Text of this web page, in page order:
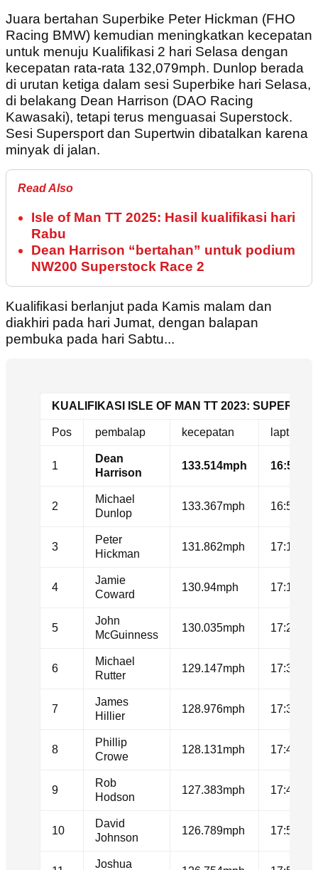
Juara bertahan Superbike Peter Hickman (FHO
Racing BMW) kemudian meningkatkan kecepatan
untuk menuju Kualifikasi 2 hari Selasa dengan
kecepatan rata-rata 132,079mph. Dunlop berada
di urutan ketiga dalam sesi Superbike hari Selasa,
di belakang Dean Harrison (DAO Racing
Kawasaki), tetapi terus menguasai Superstock.
Sesi Supersport dan Supertwin dibatalkan karena
minyak di jalan.
Read Also
Isle of Man TT 2025: Hasil kualifikasi hari
Rabu
Dean Harrison “bertahan” untuk podium
NW200 Superstock Race 2
Kualifikasi berlanjut pada Kamis malam dan
diakhiri pada hari Jumat, dengan balapan
pembuka pada hari Sabtu...
KUALIFIKASI ISLE OF MAN TT 2023:
Pos pembalap kecepatan laptime
1
Dean
Harrison
133.514mph
2
Michael
Dunlop
133.367mph
3
Peter
Hickman
131.862mph
4
Jamie
Coward
130.94mph
5
John
McGuinness
130.035mph
6
Michael
Rutter
129.147mph
7
James
Hillier
128.976mph
8
Phillip
Crowe
128.131mph
9
Rob
Hodson
127.383mph
10
David
Johnson
126.789mph
Joshua